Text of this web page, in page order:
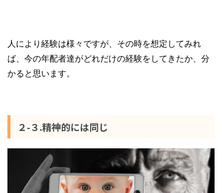
人により経験は様々ですが、その時を想定してみれ
ば、今の年配者達がどれだけの経験をしてきたか、分
かると思います。
２-３.精神的には同じ